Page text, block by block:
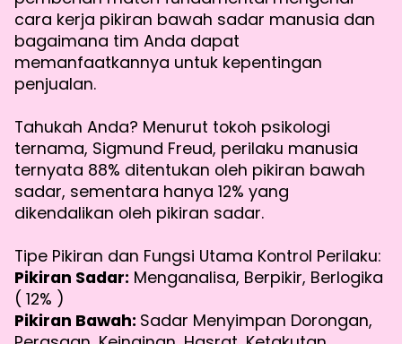
cara kerja pikiran bawah sadar manusia dan
bagaimana tim Anda dapat
memanfaatkannya untuk kepentingan
penjualan.
Tahukah Anda? Menurut tokoh psikologi
ternama, Sigmund Freud, perilaku manusia
ternyata 88% ditentukan oleh pikiran bawah
sadar, sementara hanya 12% yang
dikendalikan oleh pikiran sadar.
Tipe Pikiran dan Fungsi Utama Kontrol Perilaku:
Pikiran Sadar: Menganalisa, Berpikir, Berlogika
( 12% )
Pikiran Bawah: Sadar Menyimpan Dorongan,